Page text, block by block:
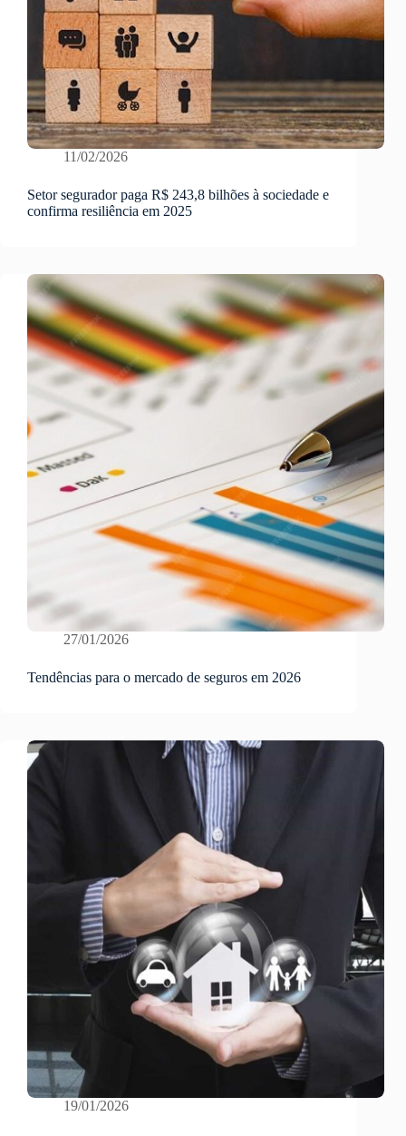
11/02/2026
Setor segurador paga R$ 243,8 bilhões à sociedade e
confirma resiliência em 2025
27/01/2026
Tendências para o mercado de seguros em 2026
19/01/2026